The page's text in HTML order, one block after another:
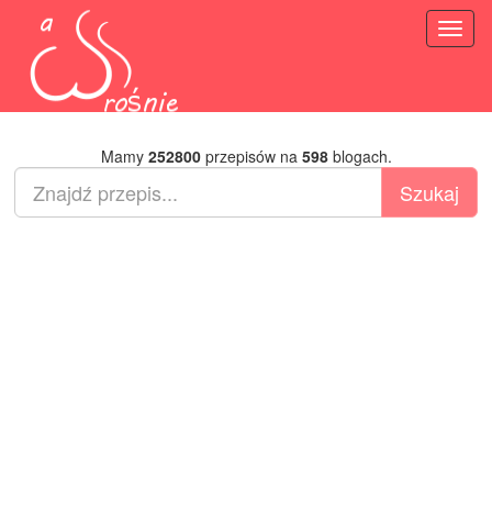
Mamy 252800przepisów na 598blogach.